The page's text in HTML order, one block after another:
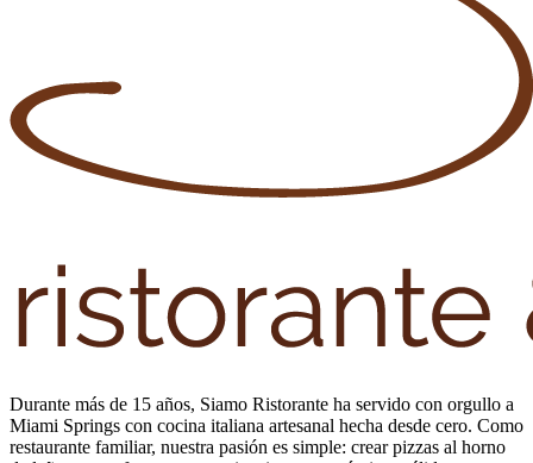
Durante más de 15 años, Siamo Ristorante ha servido con orgullo a
Miami Springs con cocina italiana artesanal hecha desde cero. Como
restaurante familiar, nuestra pasión es simple: crear pizzas al horno